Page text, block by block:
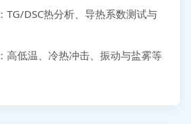
：TG/DSC热分析、导热系数测试与
：高低温、冷热冲击、振动与盐雾等